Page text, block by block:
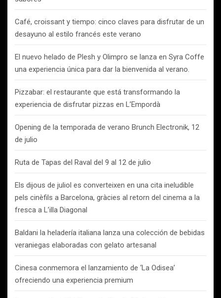
Café, croissant y tiempo: cinco claves para disfrutar de un
desayuno al estilo francés este verano
El nuevo helado de Plesh y Olimpro se lanza en Syra Coffe
una experiencia única para dar la bienvenida al verano.
Pizzabar: el restaurante que está transformando la
experiencia de disfrutar pizzas en L’Empordà
Opening de la temporada de verano Brunch Electronik, 12
de julio
Ruta de Tapas del Raval del 9 al 12 de julio
Els dijous de juliol es converteixen en una cita ineludible
pels cinèfils a Barcelona, gràcies al retorn del cinema a la
fresca a L’illa Diagonal
Baldani la heladería italiana lanza una colección de bebidas
veraniegas elaboradas con gelato artesanal
Cinesa conmemora el lanzamiento de ‘La Odisea’
ofreciendo una experiencia premium